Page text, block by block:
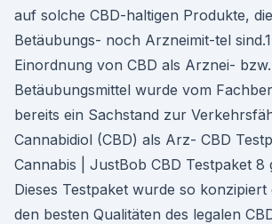
auf solche CBD-haltigen Produkte,
Betäubungs- noch Arzneimit-tel
Einordnung von CBD als Arznei- bzw.
Betäubungsmittel wurde vom
bereits ein Sachstand zur
Cannabidiol (CBD) als Arz- CBD
Cannabis | JustBob CBD Testpaket 8
Dieses Testpaket wurde so konzipiert
den besten Qualitäten des legalen